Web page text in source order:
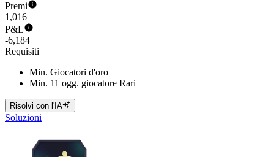
Premi
1,016
P&L
-6,184
Requisiti
Min. Giocatori d'oro
Min. 11 ogg. giocatore Rari
Risolvi con l'IA
Soluzioni